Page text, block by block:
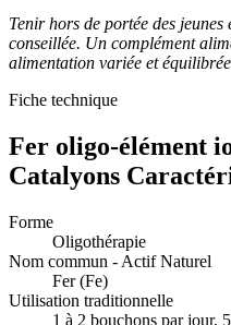
Tenir hors de portée des jeunes
conseillée. Un complément
alimentation variée et
Fiche technique
Fer oligo-élément
Catalyons
Forme
Oligothérapie
Nom commun - Actif Naturel
Fer (Fe)
Utilisation traditionnelle
1 à 2 bouchons par jour,